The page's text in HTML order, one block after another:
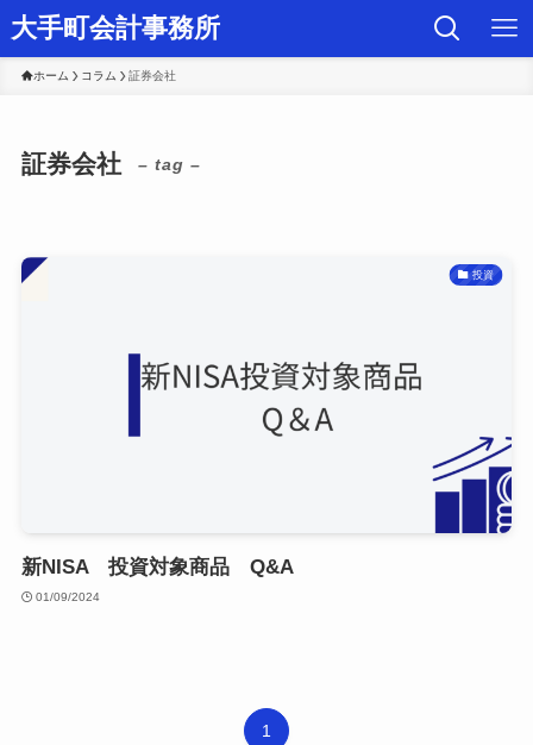
大手町会計事務所
ホーム コラム 証券会社
証券会社 – tag –
投資
新NISA 投資対象商品 Q&A
01/09/2024
1